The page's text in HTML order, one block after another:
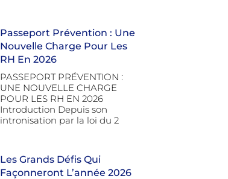
Passeport Prévention : Une
Nouvelle Charge Pour Les
RH En 2026
PASSEPORT PRÉVENTION :
UNE NOUVELLE CHARGE
POUR LES RH EN 2026
Introduction Depuis son
intronisation par la loi du 2
Les Grands Défis Qui
Façonneront L’année 2026